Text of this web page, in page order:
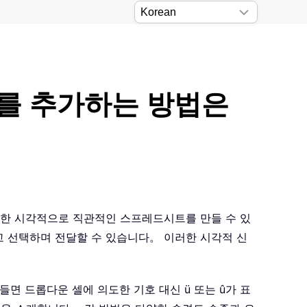
추가하는 방법은
시각적으로 직관적인 스프레드시트를 만들 수 있
택하며 전달할 수 있습니다。 이러한 시각적 신
면 드롭다운 셀에 의도한 기호 대신 ü 또는 û가 표